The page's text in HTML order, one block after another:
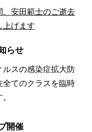
、安田範士のご逝去
上げます
らせ
ルスの感染症拡大防
全てのクラスを臨時
開催